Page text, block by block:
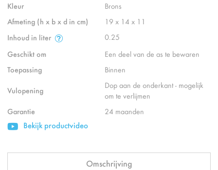
Kleur
Brons
Afmeting (h x b x d in cm)
19 x 14 x 11
Inhoud in liter
0.25
Geschikt om
Een deel van de as te bewaren
Toepassing
Binnen
Vulopening
Dop aan de onderkant - mogelijk
om te verlijmen
Garantie
24 maanden
Bekijk productvideo
Omschrijving